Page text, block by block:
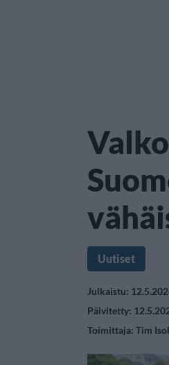
Uutiset
Julkaistu:
Päivitetty:
Toimittaja: Tim